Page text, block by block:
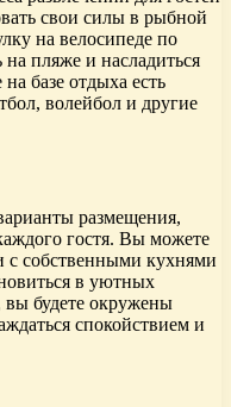
свои силы в рыбной
на велосипеде по
пляже и насладиться
базе отдыха есть
волейбол и другие
размещения,
гостя. Вы можете
с собственными кухнями
в уютных
будете окружены
спокойствием и